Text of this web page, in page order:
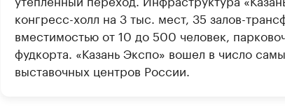
конгресс-холл на 3 тыс. мест, 35 залов-
вместимостью от 10 до 500 человек,
фудкорта. «Казань Экспо» вошел в число
выставочных центров России.